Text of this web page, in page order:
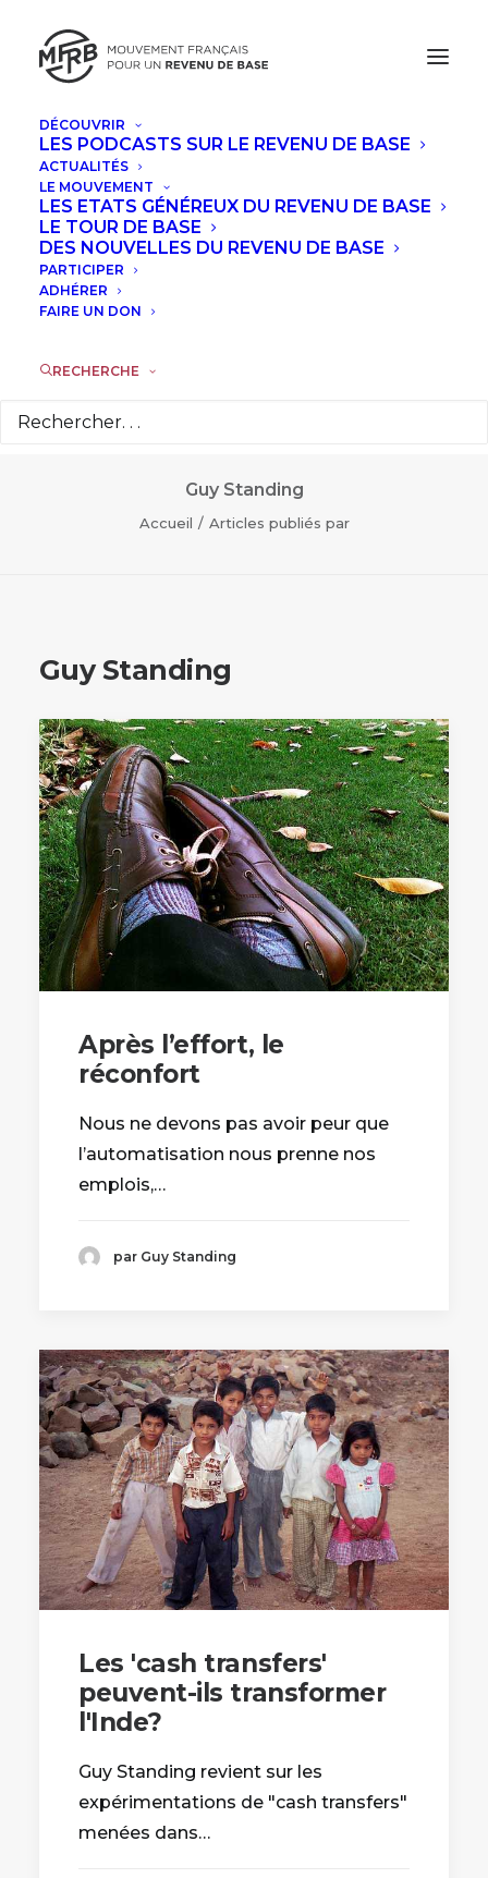
DÉCOUVRIR
LES PODCASTS SUR LE REVENU DE BASE
ACTUALITÉS
LE MOUVEMENT
LES ETATS GÉNÉREUX DU REVENU DE BASE
LE TOUR DE BASE
DES NOUVELLES DU REVENU DE BASE
PARTICIPER
ADHÉRER
FAIRE UN DON
RECHERCHE
Guy Standing
Guy Standing
Accueil Articles publiés par
Guy Standing
Après l’effort, le
réconfort
Nous ne devons pas avoir peur que
l’automatisation nous prenne nos
emplois,…
par Guy Standing
Les 'cash transfers'
peuvent-ils transformer
l'Inde?
Guy Standing revient sur les
expérimentations de "cash transfers"
menées dans…